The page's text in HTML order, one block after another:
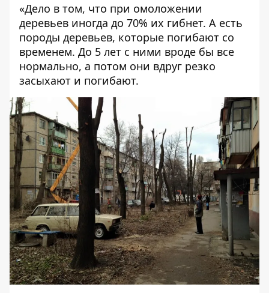
«Дело в том, что при омоложении
деревьев иногда до 70% их гибнет. А есть
породы деревьев, которые погибают со
временем. До 5 лет с ними вроде бы все
нормально, а потом они вдруг резко
засыхают и погибают.